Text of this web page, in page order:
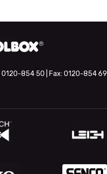
0120-854 50 | Fax: 0120-854 69